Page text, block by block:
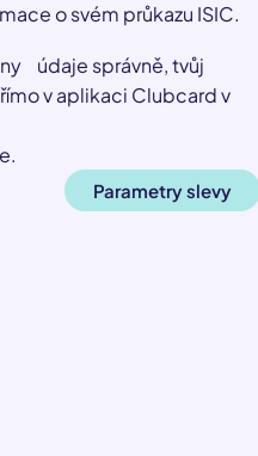
o svém průkazu ISIC.
údaje správně, tvůj
v aplikaci Clubcard v
Parametry slevy